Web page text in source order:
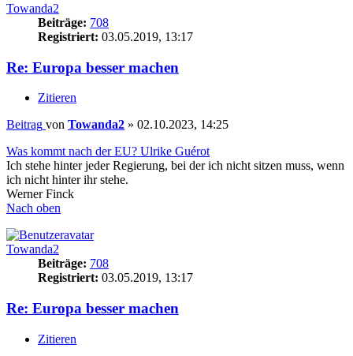
Towanda2
Beiträge: 708
Registriert: 03.05.2019, 13:17
Re: Europa besser machen
Zitieren
Beitrag von Towanda2 » 02.10.2023, 14:25
Was kommt nach der EU? Ulrike Guérot
Ich stehe hinter jeder Regierung, bei der ich nicht sitzen muss, wenn
ich nicht hinter ihr stehe.
Werner Finck
Nach oben
Towanda2
Beiträge: 708
Registriert: 03.05.2019, 13:17
Re: Europa besser machen
Zitieren